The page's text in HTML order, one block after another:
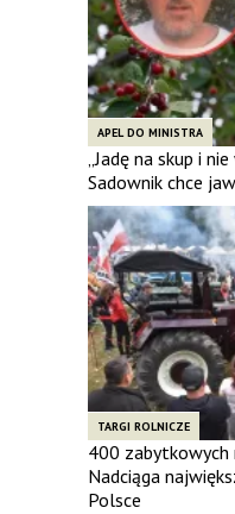
APEL DO MINISTRA
„Jadę na skup i
Sadownik chce
TARGI ROLNICZE
400 zabytkowych
Nadciąga
Polsce